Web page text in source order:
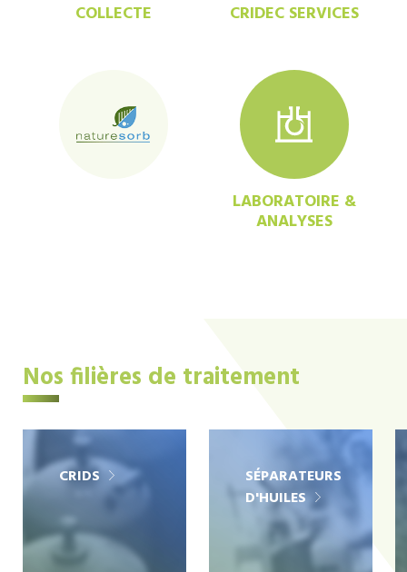
COLLECTE CRIDEC SERVICES
LABORATOIRE &
ANALYSES
Nos filières de traitement
CRIDS
SÉPARATEURS
D'HUILES